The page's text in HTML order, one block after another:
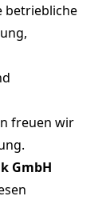
betriebliche
freuen wir
GmbH